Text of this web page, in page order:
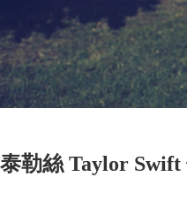
泰勒絲 Taylor Swift